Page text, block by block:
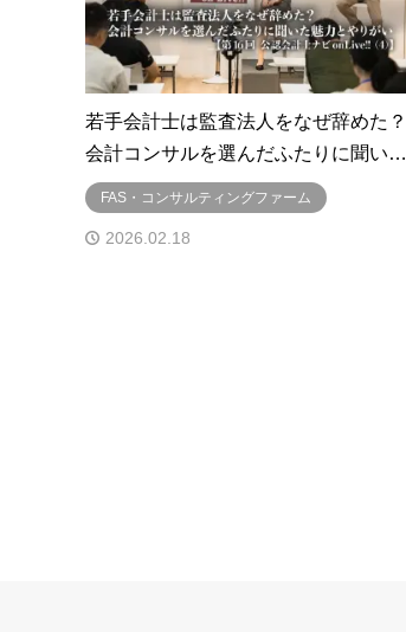
若手会計士は監査法人をなぜ辞めた？
会計コンサルを選んだふたりに聞い…
FAS・コンサルティングファーム
2026.02.18